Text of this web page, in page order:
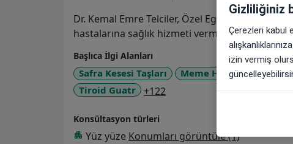
Dr. Kemal Emre Telciler, Özel Egeumut Hastanesi'nde Genel Cerrahi
hastalarına sağlık hizmeti vermektedir.
Başlıca İlgi Alanları
Safra Kesesi Taşları Meme Hastalıkları
Tiroid Guatr
+122
Konsültasyon türleri
Yüz yüze Konumları görüntüle (1)
Gizliliğiniz
Çerezleri kabul
izin vermiş